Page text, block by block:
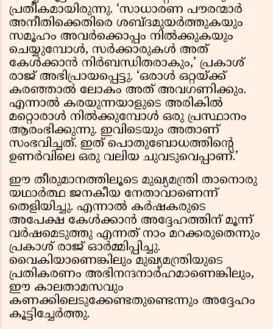
പ്രതീകമായിരുന്നു. ‘സാധാരണ പൗരന്മാർ
അനീതിക്കെതിരെ ശബ്ദമുയർത്തുകയും
സമൂഹം അവർക്കൊപ്പം നിൽക്കുകയും
ചെയ്യുമ്പോൾ, സർക്കാരുകൾ അത്
കേൾക്കാൻ നിർബന്ധിതരാകും,’ പ്രകാശ്
രാജ് അഭിപ്രായപ്പെട്ടു. ‘ഒരാൾ ഒറ്റയ്ക്ക്
കരഞ്ഞാൽ ലോകം അത് അവഗണിക്കും.
എന്നാൽ കരയുന്നയാളുടെ അരികിൽ
മറ്റൊരാൾ നിൽക്കുമ്പോൾ ഒരു പ്രസ്ഥാനം
ആരംഭിക്കുന്നു. ഇവിടെയും അതാണ്
സംഭവിച്ചത്. ഇത് പൊതുബോധത്തിന്റെ
ഉണർവിലെ ഒരു വലിയ ചുവടുവെപ്പാണ്.’
ഈ തീരുമാനത്തിലൂടെ മുഖ്യമന്ത്രി താനൊരു
യഥാർത്ഥ ജനകീയ നേതാവാണെന്ന്
തെളിയിച്ചു. എന്നാൽ കർഷകരുടെ
അപേക്ഷ കേൾക്കാൻ അദ്ദേഹത്തിന് മൂന്ന്
വർഷമെടുത്തു എന്നത് നാം മറക്കരുതെന്നും
പ്രകാശ് രാജ് ഓർമ്മിപ്പിച്ചു.
വൈകിയാണെങ്കിലും മുഖ്യമന്ത്രിയുടെ
പ്രതികരണം അഭിനന്ദനാർഹമാണെങ്കിലും,
ഈ കാലതാമസവും
കണക്കിലെടുക്കേണ്ടതുണ്ടെന്നും അദ്ദേഹം
കൂട്ടിച്ചേർത്തു.